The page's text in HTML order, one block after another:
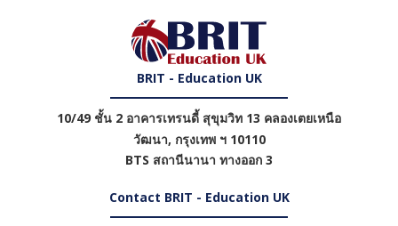
BRIT - Education UK
10/49 ชั้น 2 อาคารเทรนดี้ สุขุมวิท 13 คลองเตยเหนือ
วัฒนา, กรุงเทพ ฯ 10110
BTS สถานีนานา ทางออก 3
Contact BRIT - Education UK